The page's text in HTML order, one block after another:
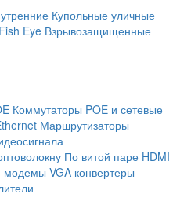
Купольные уличные
Fish Eye Взрывозащищенные
Коммутаторы POE и сетевые
Маршрутизаторы
По витой паре HDMI
модемы VGA конвертеры